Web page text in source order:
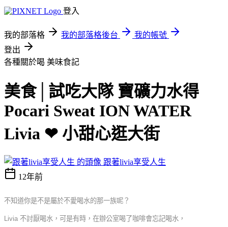
登入
我的部落格 我的部落格後台
我的帳號
登出
各種關於喝 美味食記
美食│試吃大隊 寶礦力水得
Pocari Sweat ION WATER
Livia ❤ 小甜心逛大街
跟著livia享受人生
12年前
不知道你是不是屬於不愛喝水的那一族呢？
Livia 不討厭喝水，可是有時，在辦公室喝了咖啡會忘記喝水，